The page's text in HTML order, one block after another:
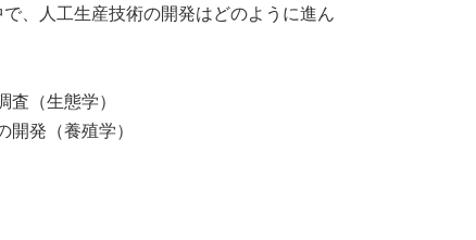
、人工生産技術の開発はどのように進ん
（生態学）
発（養殖学）